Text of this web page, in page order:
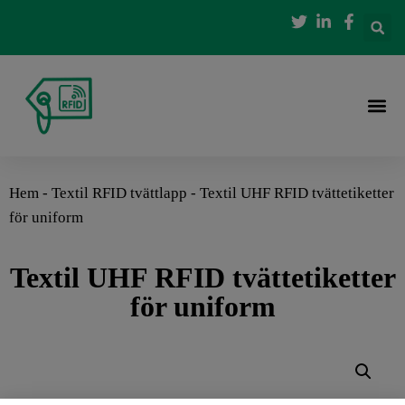
Hem - Textil RFID tvättlapp - Textil UHF RFID tvättetiketter
för uniform
Textil UHF RFID tvättetiketter
för uniform